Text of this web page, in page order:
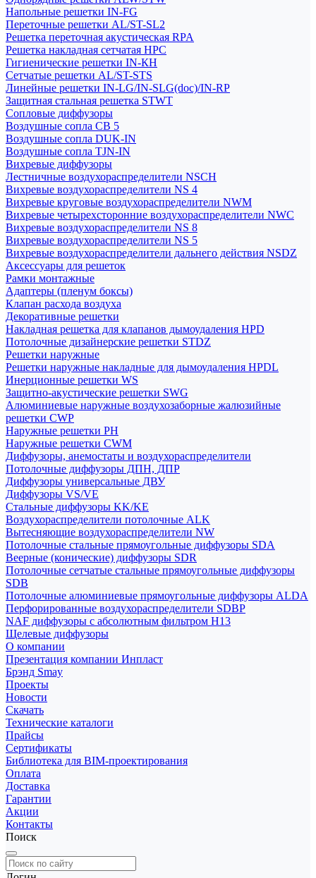
Напольные решетки IN-FG
Переточные решетки AL/ST-SL2
Решетка переточная акустическая RPA
Решетка накладная сетчатая НРС
Гигиенические решетки IN-КН
Сетчатые решетки AL/ST-STS
Линейные решетки IN-LG/IN-SLG(doc)/IN-RP
Защитная стальная решетка STWT
Сопловые диффузоры
Воздушные сопла СВ 5
Воздушные сопла DUK-IN
Воздушные сопла TJN-IN
Вихревые диффузоры
Лестничные воздухораспределители NSCH
Вихревые воздухораспределители NS 4
Вихревые круговые воздухораспределители NWM
Вихревые четырехсторонние воздухораспределители NWC
Вихревые воздухораспределители NS 8
Вихревые воздухораспределители NS 5
Вихревые воздухораспределители дальнего действия NSDZ
Аксессуары для решеток
Рамки монтажные
Адаптеры (пленум боксы)
Клапан расхода воздуха
Декоративные решетки
Накладная решетка для клапанов дымоудаления HPD
Потолочные дизайнерские решетки STDZ
Решетки наружные
Решетки наружные накладные для дымоудаления HPDL
Инерционные решетки WS
Защитно-акустические решетки SWG
Алюминиевые наружные воздухозаборные жалюзийные
решетки CWP
Наружные решетки РН
Наружные решетки CWM
Диффузоры, анемостаты и воздухораспределители
Потолочные диффузоры ДПН, ДПР
Диффузоры универсальные ДВУ
Диффузоры VS/VE
Стальные диффузоры KK/KE
Воздухораспределители потолочные ALK
Вытесняющие воздухораспределители NW
Потолочные стальные прямоугольные диффузоры SDA
Веерные (конические) диффузоры SDR
Потолочные сетчатые стальные прямоугольные диффузоры
SDB
Потолочные алюминиевые прямоугольные диффузоры ALDA
Перфорированные воздухораспределители SDBP
NAF диффузоры с абсолютным фильтром Н13
Щелевые диффузоры
О компании
Презентация компании Инпласт
Брэнд Smay
Проекты
Новости
Скачать
Технические каталоги
Прайсы
Сертификаты
Библиотека для BIM-проектирования
Оплата
Доставка
Гарантии
Акции
Контакты
Поиск